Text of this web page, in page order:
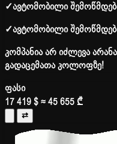
✓ავტომობილი
✓ავტომობილი
კომპანია არ იძლევა
გადაცემათა კოლოფზე!
ფასი
17 419 $≈ 45 655 ₾
⇄